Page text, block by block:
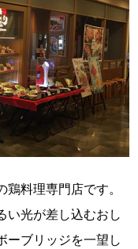
料理専門店です。
い光が差し込むおし
ーブリッジを一望し